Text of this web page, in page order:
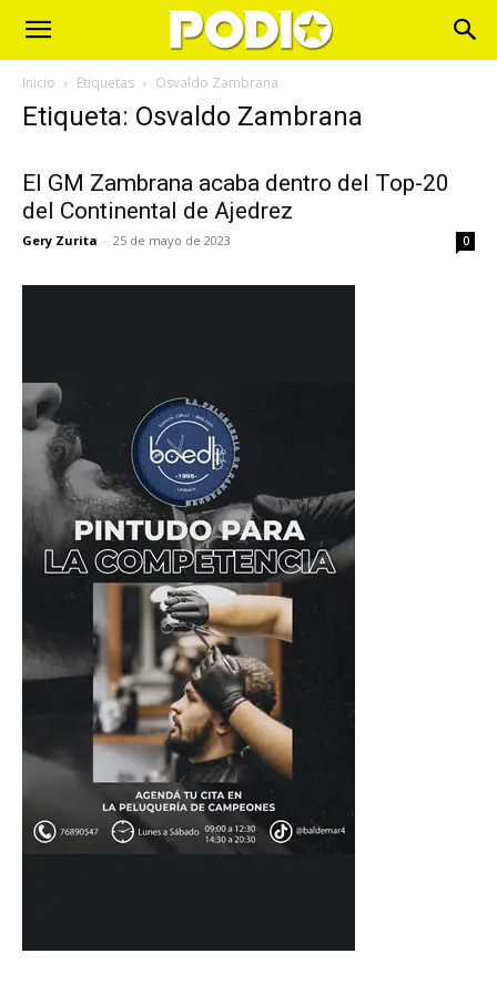
Inicio Etiquetas Osvaldo Zambrana
Etiqueta: Osvaldo Zambrana
El GM Zambrana acaba dentro del Top-20
del Continental de Ajedrez
Gery Zurita - 25 de mayo de 2023 0